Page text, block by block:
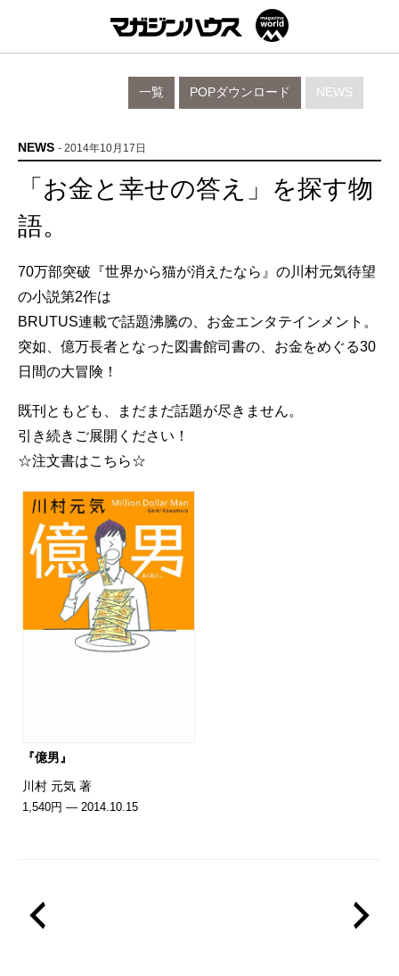
NEWS
POPダウンロード
一覧
NEWS - 2014年10月17日
「お金と幸せの答え」を探す物
語。
70万部突破『世界から猫が消えたなら』の川村元気待望
の小説第2作は
BRUTUS連載で話題沸騰の、お金エンタテインメント。
突如、億万長者となった図書館司書の、お金をめぐる30
日間の大冒険！
既刊ともども、まだまだ話題が尽きません。
引き続きご展開ください！
☆注文書はこちら☆
『億男』
川村 元気 著
1,540円 — 2014.10.15